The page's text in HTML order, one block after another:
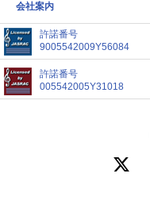
会社案内
許諾番号
9005542009Y56084
許諾番号
005542005Y31018